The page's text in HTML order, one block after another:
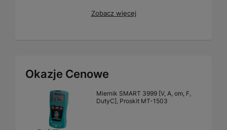
Zobacz więcej
Okazje Cenowe
Miernik SMART 3999 [V, A, om, F,
DutyC], Proskit MT-1503